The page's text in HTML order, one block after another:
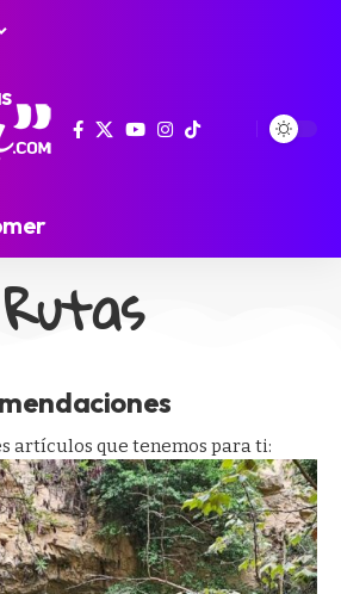
Rutas
artículos que tenemos para ti: